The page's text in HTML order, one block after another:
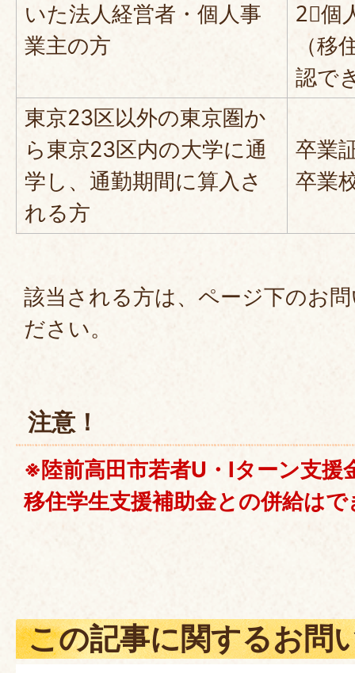
いた法人経営者・個人事
業主の方
2⃣個
（
認で
東京23区以外の東京圏か
ら東京23区内の大学に通
学し、通勤期間に算入さ
れる方
卒業
卒業
該当される方は、ページ下のお
ださい。
注意！
※陸前高田市若者U・Iターン支援
移住学生支援補助金との併給は
この記事に関するお問